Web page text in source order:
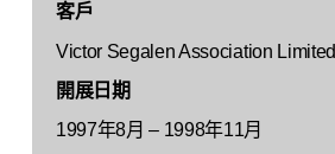
客戶
Victor Segalen Association Limited
開展日期
1997年8月 – 1998年11月